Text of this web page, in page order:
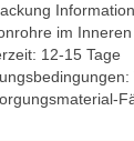
im
12-15 Tage